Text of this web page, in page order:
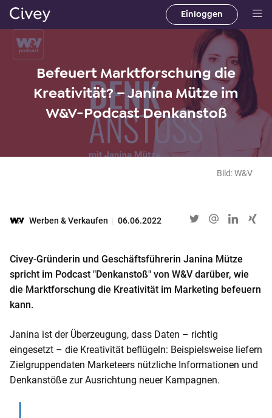
p
i
n
l
a
C
o
n
e
n
t
Einloggen
Befeuert Marktforschung die
Kreativität? – Janina Mütze im
W&V-Podcast Denkanstoß
Bild: W&V
Werben & Verkaufen 06.06.2022
Civey-Gründerin und Geschäftsführerin Janina Mütze
spricht im Podcast "Denkanstoß" von W&V darüber, wie
die Marktforschung die Kreativität im Marketing befeuern
kann.
Janina ist der Überzeugung, dass Daten – richtig
eingesetzt – die Kreativität beflügeln: Beispielsweise liefern
Zielgruppendaten Marketeers nützliche Informationen und
Denkanstöße zur Ausrichtung neuer Kampagnen.